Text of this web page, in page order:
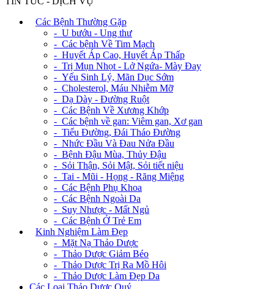
Các Bệnh Thường Gặp
- U bướu - Ung thư
- Các bệnh Về Tim Mạch
- Huyết Áp Cao, Huyết Áp Thấp
- Trị Mụn Nhọt - Lở Ngứa- Mày Đay
- Yếu Sinh Lý, Mãn Dục Sớm
- Cholesterol, Máu Nhiễm Mỡ
- Dạ Dày - Đường Ruột
- Các Bệnh Về Xương Khớp
- Các bệnh về gan: Viêm gan, Xơ gan
- Tiểu Đường, Đái Tháo Đường
- Nhức Đầu Và Đau Nửa Đầu
- Bệnh Đậu Mùa, Thủy Đậu
- Sỏi Thận, Sỏi Mật, Sỏi tiết niệu
- Tai - Mũi - Họng - Răng Miệng
- Các Bệnh Phụ Khoa
- Các Bệnh Ngoài Da
- Suy Nhược - Mất Ngủ
- Các Bệnh Ở Trẻ Em
Kinh Nghiệm Làm Đẹp
- Mặt Nạ Thảo Dược
- Thảo Dược Giảm Béo
- Thảo Dược Trị Ra Mồ Hôi
- Thảo Dược Làm Đẹp Da
Các Loại Thảo Dược Quý